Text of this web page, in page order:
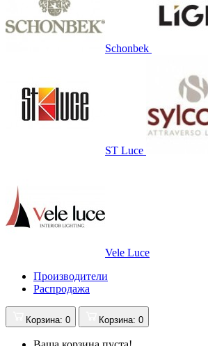
Schonbek
ST Luce
Vele Luce
Производители
Распродажа
Корзина: 0 Корзина: 0